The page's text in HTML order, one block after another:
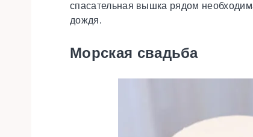
спасательная вышка рядом
дождя.
Морская свадьба